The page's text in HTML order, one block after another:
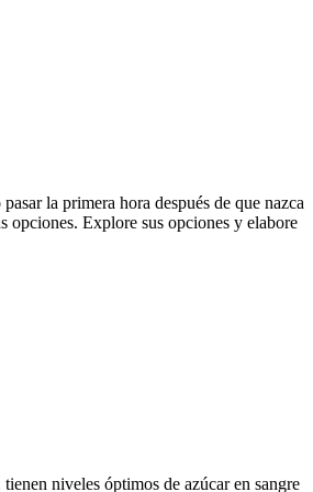
la primera hora después de que nazca
opciones. Explore sus opciones y elabore
niveles óptimos de azúcar en sangre